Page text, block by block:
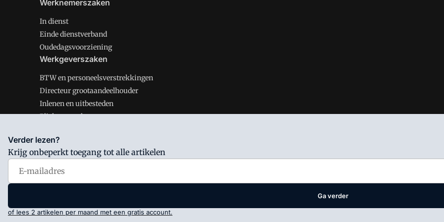
Werknemerszaken
In dienst
Einde dienstverband
Oudedagsvoorziening
Werkgeverszaken
BTW en personeelsverstrekkingen
Directeur grootaandeelhouder
Inlenen en uitbesteden
Plichten werkgever
Salarisnet is onderdeel van VMN media. Lees inons manifestwaar VMN media voor staat. Op gebruik van deze site zijn de
Voorwaarden
Verder lezen?
Krijg onbeperkt toegang tot alle artikelen
Ga verder
of lees 2 artikelen per maand met een gratis account.